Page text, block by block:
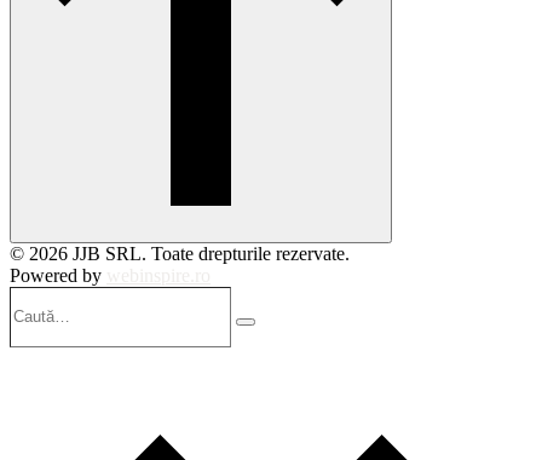
© 2026 JJB SRL. Toate drepturile rezervate.
Powered by
Search